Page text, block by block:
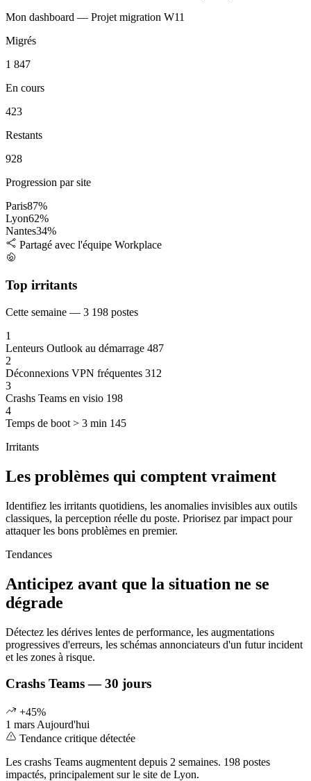
Mon dashboard — Projet migration W11
Migrés
1 847
En cours
423
Restants
928
Progression par site
Paris87%
Lyon62%
Nantes34%
Partagé avec l'équipe Workplace
Top irritants
Cette semaine — 3 198 postes
1
Lenteurs Outlook au démarrage 487
2
Déconnexions VPN fréquentes 312
3
Crashs Teams en visio 198
4
Temps de boot > 3 min 145
Irritants
Les problèmes qui comptent vraiment
Identifiez les irritants quotidiens, les anomalies invisibles aux outils
classiques, la perception réelle du poste. Priorisez par impact pour
attaquer les bons problèmes en premier.
Tendances
Anticipez avant que la situation ne se
dégrade
Détectez les dérives lentes de performance, les augmentations
progressives d'erreurs, les schémas annonciateurs d'un futur incident
et les zones à risque.
Crashs Teams — 30 jours
+45%
1 mars Aujourd'hui
Tendance critique détectée
Les crashs Teams augmentent depuis 2 semaines. 198 postes
impactés, principalement sur le site de Lyon.